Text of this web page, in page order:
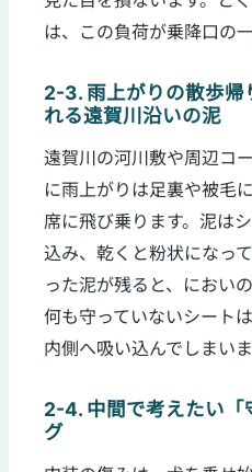
は、この負荷が乗降口の
2-3. 雨上がりの散歩
れる遠賀川沿いの泥
遠賀川の河川敷や周辺コ
に雨上がりは足裏や被毛
席に飛び乗ります。泥は
込み、乾くと粉状になっ
った泥が残ると、におい
何も守っていないシート
内側へ吸い込んでしまいま
2-4. 中間で考えたい「
グ